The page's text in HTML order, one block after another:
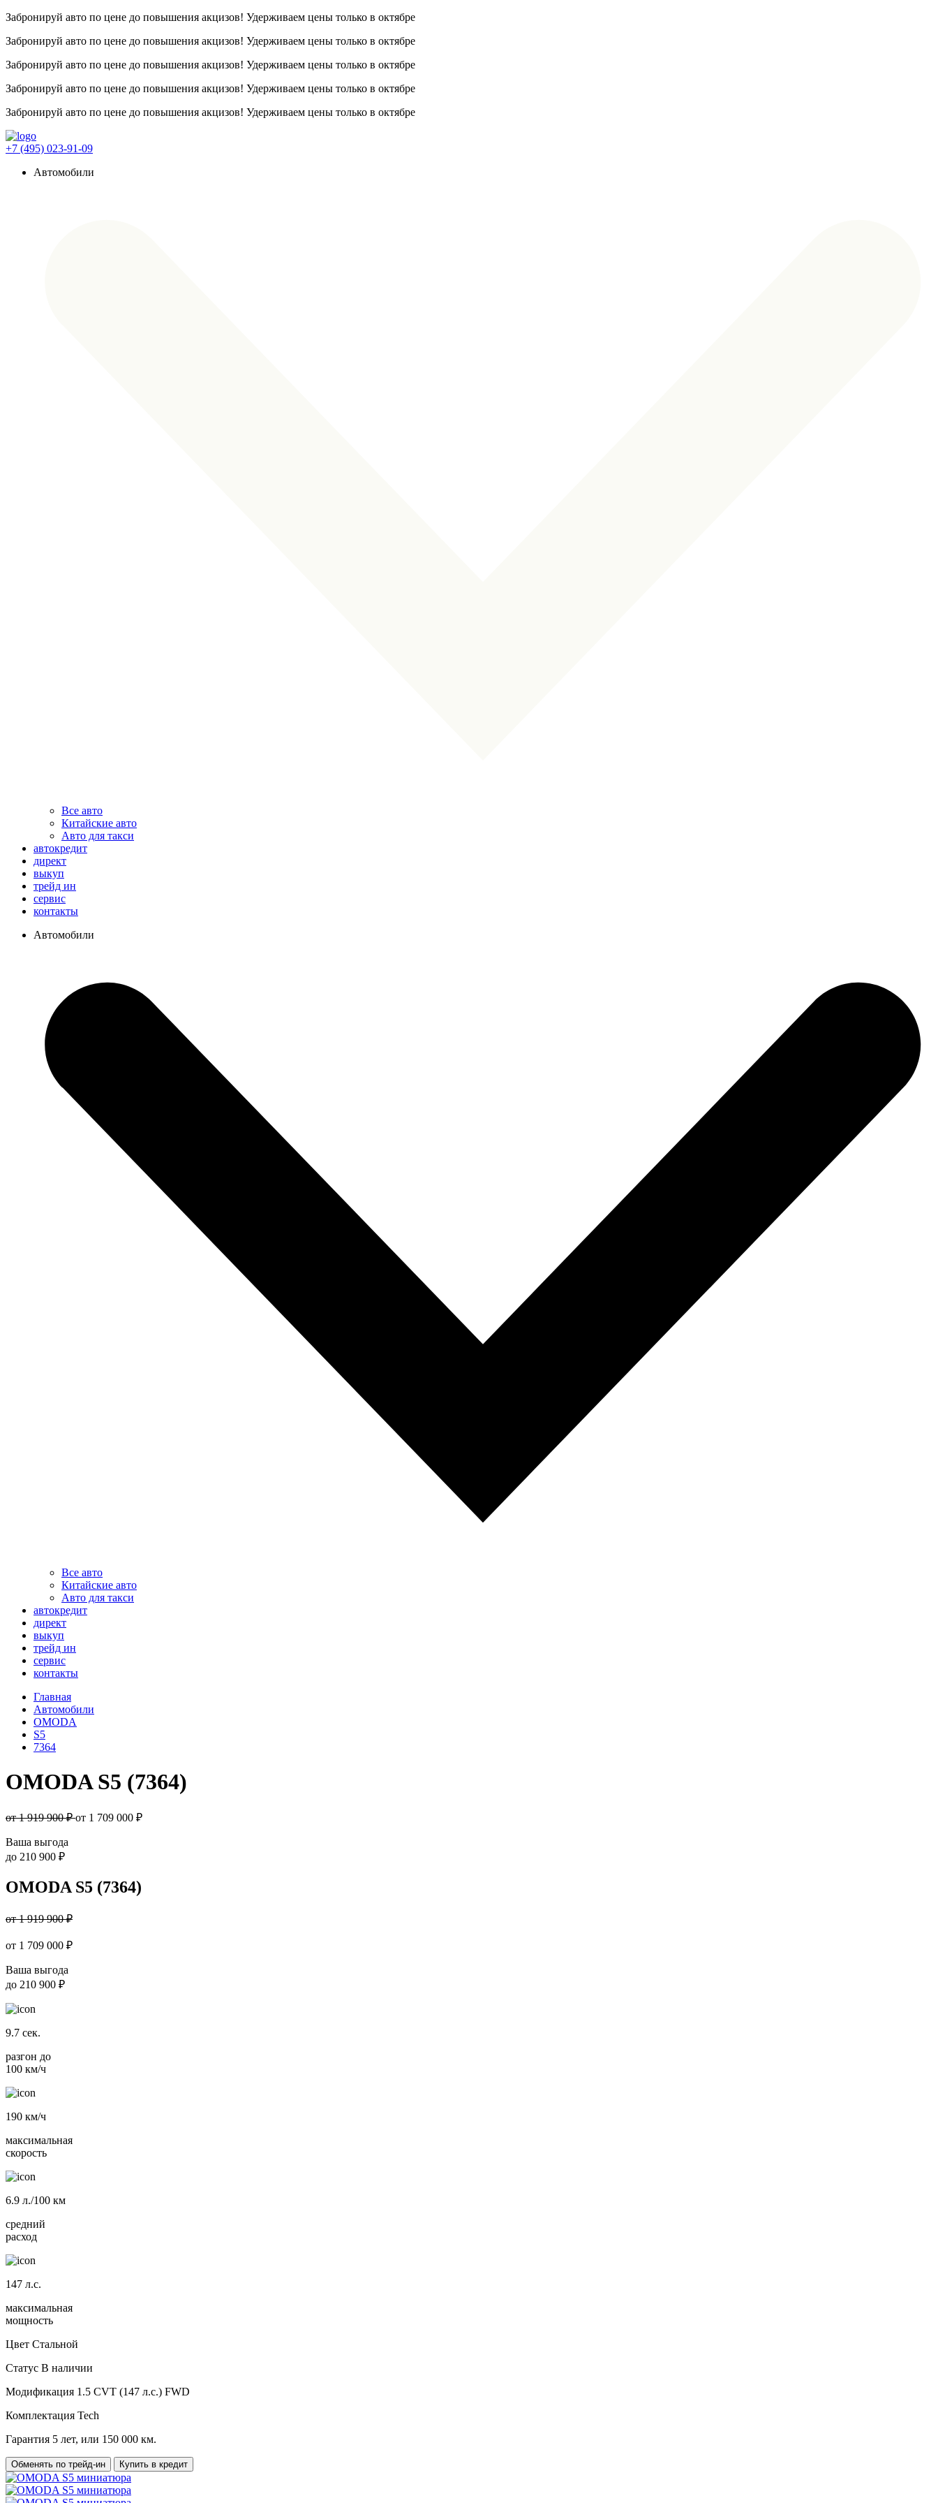
Забронируй авто по цене до повышения акцизов! Удерживаем цены только в октябре
Забронируй авто по цене до повышения акцизов! Удерживаем цены только в октябре
Забронируй авто по цене до повышения акцизов! Удерживаем цены только в октябре
Забронируй авто по цене до повышения акцизов! Удерживаем цены только в октябре
Забронируй авто по цене до повышения акцизов! Удерживаем цены только в октябре
+7 (495) 023-91-09
Автомобили
Все авто
Китайские авто
Авто для такси
автокредит
директ
выкуп
трейд ин
сервис
контакты
Автомобили
Все авто
Китайские авто
Авто для такси
автокредит
директ
выкуп
трейд ин
сервис
контакты
Главная
Автомобили
OMODA
S5
7364
OMODA S5 (7364)
от 1 919 900 ₽от 1 709 000 ₽
Ваша выгода
до 210 900 ₽
OMODA S5 (7364)
от 1 919 900 ₽
от 1 709 000 ₽
Ваша выгода
до 210 900 ₽
9.7 сек.
разгон до
100 км/ч
190 км/ч
максимальная
скорость
6.9 л./100 км
средний
расход
147 л.с.
максимальная
мощность
Цвет Стальной
Статус В наличии
Модификация 1.5 CVT (147 л.с.) FWD
Комплектация Tech
Гарантия 5 лет, или 150 000 км.
Обменять по трейд-ин Купить в кредит